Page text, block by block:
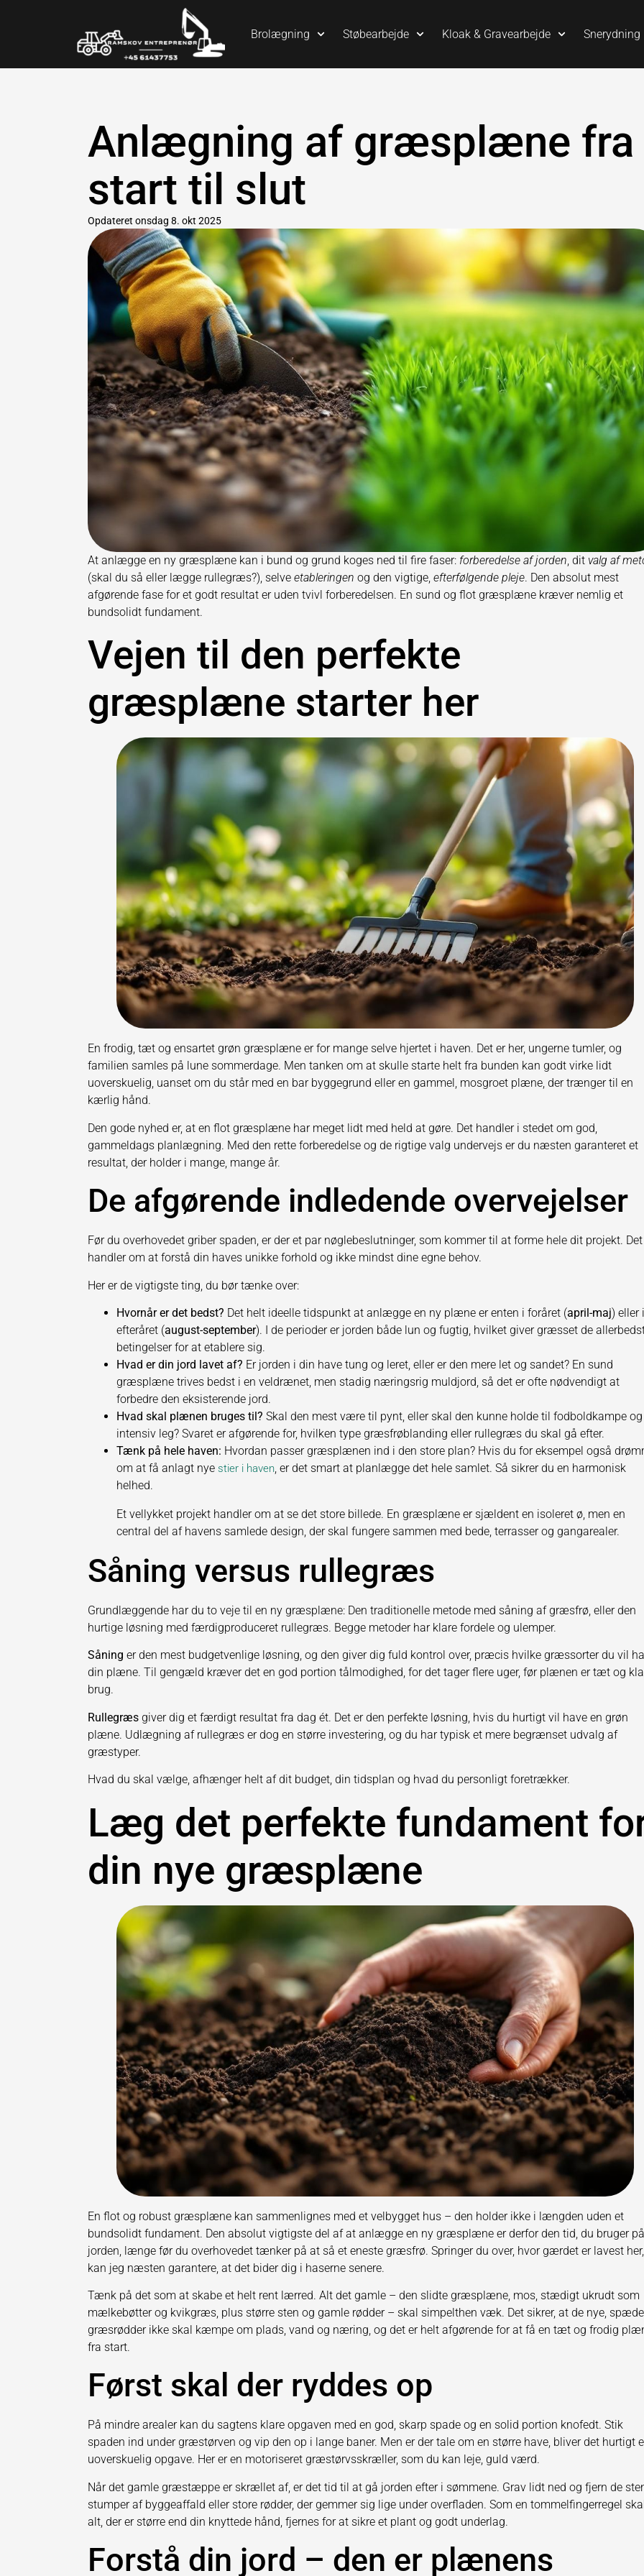
Brolægning Støbearbejde Kloak & Gravearbejde Snerydning
Anlægning af græsplæne fra
start til slut
Opdateret onsdag 8. okt 2025
At anlægge en ny græsplæne kan i bund og grund koges ned til fire faser: forberedelse af jorden, dit valg af
(skal du så eller lægge rullegræs?), selve etableringen og den vigtige, efterfølgende pleje. Den absolut mest
afgørende fase for et godt resultat er uden tvivl forberedelsen. En sund og flot græsplæne kræver nemlig et
bundsolidt fundament.
Vejen til den perfekte
græsplæne starter her
En frodig, tæt og ensartet grøn græsplæne er for mange selve hjertet i haven. Det er her, ungerne tumler, og
familien samles på lune sommerdage. Men tanken om at skulle starte helt fra bunden kan godt virke lidt
uoverskuelig, uanset om du står med en bar byggegrund eller en gammel, mosgroet plæne, der trænger til en
kærlig hånd.
Den gode nyhed er, at en flot græsplæne har meget lidt med held at gøre. Det handler i stedet om god,
gammeldags planlægning. Med den rette forberedelse og de rigtige valg undervejs er du næsten garanteret et
resultat, der holder i mange, mange år.
De afgørende indledende overvejelser
Før du overhovedet griber spaden, er der et par nøglebeslutninger, som kommer til at forme hele dit projekt. Det
handler om at forstå din haves unikke forhold og ikke mindst dine egne behov.
Her er de vigtigste ting, du bør tænke over:
Hvornår er det bedst? Det helt ideelle tidspunkt at anlægge en ny plæne er enten i foråret (april-maj) eller i
efteråret (august-september). I de perioder er jorden både lun og fugtig, hvilket giver græsset de
betingelser for at etablere sig.
Hvad er din jord lavet af? Er jorden i din have tung og leret, eller er den mere let og sandet? En sund
græsplæne trives bedst i en veldrænet, men stadig næringsrig muldjord, så det er ofte nødvendigt at
forbedre den eksisterende jord.
Hvad skal plænen bruges til? Skal den mest være til pynt, eller skal den kunne holde til fodboldkampe og
intensiv leg? Svaret er afgørende for, hvilken type græsfrøblanding eller rullegræs du skal gå efter.
Tænk på hele haven: Hvordan passer græsplænen ind i den store plan? Hvis du for eksempel også
om at få anlagt nye stier i haven, er det smart at planlægge det hele samlet. Så sikrer du en harmonisk
helhed.
Et vellykket projekt handler om at se det store billede. En græsplæne er sjældent en isoleret ø, men en
central del af havens samlede design, der skal fungere sammen med bede, terrasser og gangarealer.
Såning versus rullegræs
Grundlæggende har du to veje til en ny græsplæne: Den traditionelle metode med såning af græsfrø, eller den
hurtige løsning med færdigproduceret rullegræs. Begge metoder har klare fordele og ulemper.
Såning er den mest budgetvenlige løsning, og den giver dig fuld kontrol over, præcis hvilke græssorter du vil
din plæne. Til gengæld kræver det en god portion tålmodighed, for det tager flere uger, før plænen er tæt og
brug.
Rullegræs giver dig et færdigt resultat fra dag ét. Det er den perfekte løsning, hvis du hurtigt vil have en grøn
plæne. Udlægning af rullegræs er dog en større investering, og du har typisk et mere begrænset udvalg af
græstyper.
Hvad du skal vælge, afhænger helt af dit budget, din tidsplan og hvad du personligt foretrækker.
Læg det perfekte fundament
din nye græsplæne
En flot og robust græsplæne kan sammenlignes med et velbygget hus – den holder ikke i længden uden et
bundsolidt fundament. Den absolut vigtigste del af at anlægge en ny græsplæne er derfor den tid, du bruger på
jorden, længe før du overhovedet tænker på at så et eneste græsfrø. Springer du over, hvor gærdet er lavest her,
kan jeg næsten garantere, at det bider dig i haserne senere.
Tænk på det som at skabe et helt rent lærred. Alt det gamle – den slidte græsplæne, mos, stædigt ukrudt som
mælkebøtter og kvikgræs, plus større sten og gamle rødder – skal simpelthen væk. Det sikrer, at de nye, spæde
græsrødder ikke skal kæmpe om plads, vand og næring, og det er helt afgørende for at få en tæt og frodig
fra start.
Først skal der ryddes op
På mindre arealer kan du sagtens klare opgaven med en god, skarp spade og en solid portion knofedt. Stik
spaden ind under græstørven og vip den op i lange baner. Men er der tale om en større have, bliver det hurtigt
uoverskuelig opgave. Her er en motoriseret græstørvsskræller, som du kan leje, guld værd.
Når det gamle græstæppe er skrællet af, er det tid til at gå jorden efter i sømmene. Grav lidt ned og fjern de
stumper af byggeaffald eller store rødder, der gemmer sig lige under overfladen. Som en tommelfingerregel
alt, der er større end din knyttede hånd, fjernes for at sikre et plant og godt underlag.
Forstå din jord – den er plænens